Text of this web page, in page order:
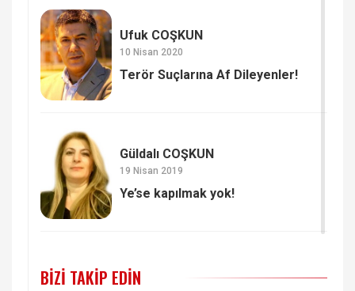
Ufuk COŞKUN
10 Nisan 2020
Terör Suçlarına Af Dileyenler!
Güldalı COŞKUN
19 Nisan 2019
Ye’se kapılmak yok!
BIZI TAKIP EDIN